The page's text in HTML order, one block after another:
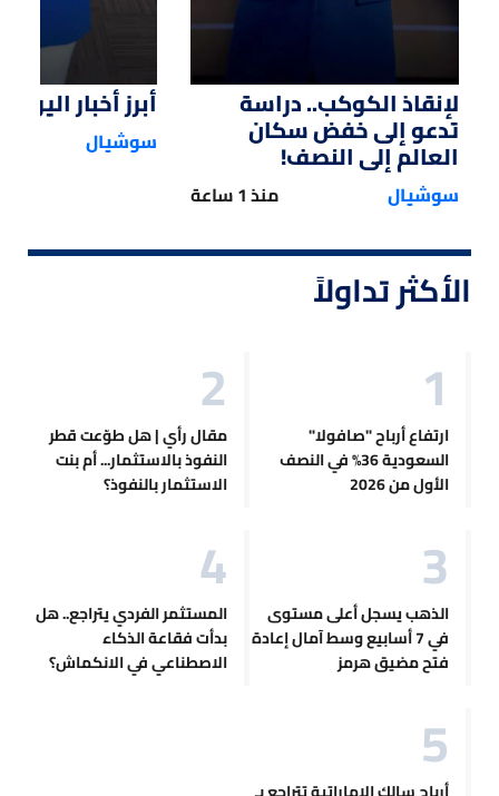
لإنقاذ الكوكب.. دراسة
تدعو إلى خفض سكان
العالم إلى النصف!
سوشيال منذ 1 ساعة
أبرز أخبار اليوم
سوشيال
الأكثر تداولاً
ارتفاع أرباح "صافولا"
السعودية 36% في النصف
الأول من 2026
مقال رأي | هل طوّعت قطر
النفوذ بالاستثمار... أم بنت
الاستثمار بالنفوذ؟
الذهب يسجل أعلى مستوى
في 7 أسابيع وسط آمال إعادة
فتح مضيق هرمز
المستثمر الفردي يتراجع.. هل
بدأت فقاعة الذكاء
الاصطناعي في الانكماش؟